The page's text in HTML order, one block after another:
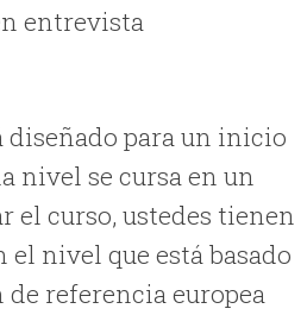
entrevista
diseñado para un inicio
nivel se cursa en un
el curso, ustedes tienen
nivel que está basado
referencia europea